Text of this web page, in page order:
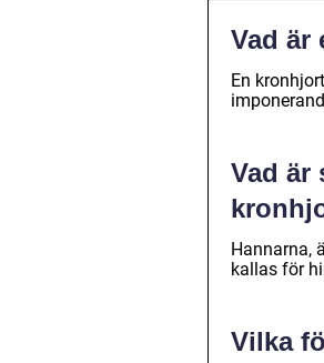
Vad är
En
Vad är
Hannarna,
kallas för
Vilka